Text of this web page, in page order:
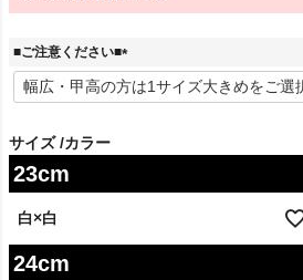
■ご注意ください■
(
必
サイズ カラー
23cm
白×白
24cm